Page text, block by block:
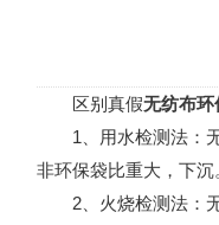
区别真假无纺布环
1、用水检测法：无
非环保袋比重大，下沉
2、火烧检测法：无